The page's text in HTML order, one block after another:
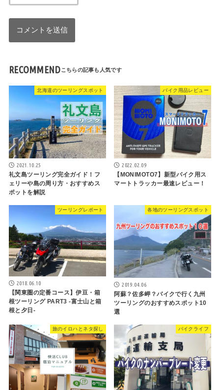
RECOMMEND
北海道のツーリングスポット
2021.10.25
礼文島ツーリング完全ガイド！フ
ェリーや島の周り方・おすすめス
ポットを解説
バイク用品レビュー
2022.02.09
【MONIMOTO7】新型バイク用ス
マートトラッカー最速レビュー！
ツーリングレポート
2018.06.10
【関東圏の定番コース】伊豆・箱
根ツーリング PART3 -富士山と箱
根と夕日-
各地のツーリングスポット
2019.04.06
阿蘇？佐多岬？バイクで行く九州
ツーリングのおすすめスポット10
選
旅のイロハとネタ探し バイクライフ